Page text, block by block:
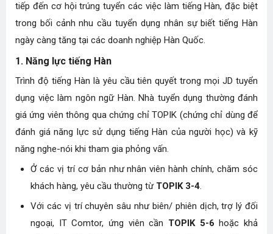
tiếp đến cơ hội trúng tuyển các việc làm tiếng Hàn, đặc biệt
trong bối cảnh nhu cầu tuyển dụng nhân sự biết tiếng Hàn
ngày càng tăng tại các doanh nghiệp Hàn Quốc.
1. Năng lực tiếng Hàn
Trình độ tiếng Hàn là yêu cầu tiên quyết trong mọi JD tuyển
dụng việc làm ngôn ngữ Hàn. Nhà tuyển dụng thường đánh
giá ứng viên thông qua chứng chỉ TOPIK (chứng chỉ dùng để
đánh giá năng lực sử dụng tiếng Hàn của người học) và kỹ
năng nghe-nói khi tham gia phỏng vấn.
Ở các vị trí cơ bản như nhân viên hành chính, chăm sóc
khách hàng, yêu cầu thường từ TOPIK 3-4.
Với các vị trí chuyên sâu như biên/ phiên dịch, trợ lý đối
ngoại, IT Comtor, ứng viên cần TOPIK 5-6 hoặc khả